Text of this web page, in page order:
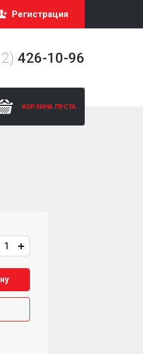
Регистрация
426-10-96
КОРЗИНА ПУСТА